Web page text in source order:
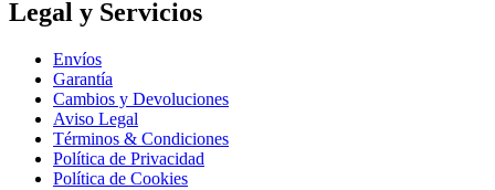
Legal y Servicios
Envíos
Garantía
Cambios y Devoluciones
Aviso Legal
Términos & Condiciones
Política de Privacidad
Política de Cookies